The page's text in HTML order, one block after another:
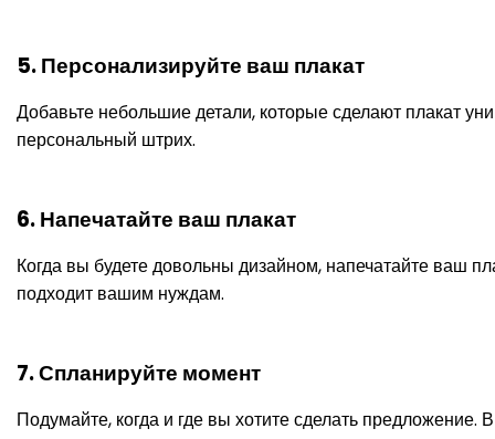
5. Персонализируйте ваш плакат
Добавьте небольшие детали, которые сделают плакат
персональный штрих.
6. Напечатайте ваш плакат
Когда вы будете довольны дизайном, напечатайте ваш
подходит вашим нуждам.
7. Спланируйте момент
Подумайте, когда и где вы хотите сделать